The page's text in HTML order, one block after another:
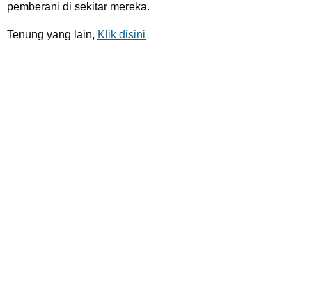
pemberani di sekitar mereka.
Tenung yang lain, Klik disini